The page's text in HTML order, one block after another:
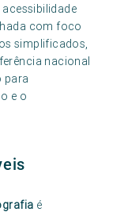
com foco
simplificados,
nacional
para
e o
é